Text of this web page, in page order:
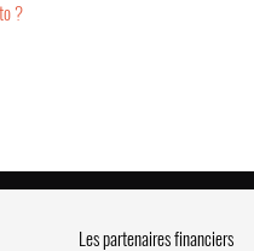
?
Les partenaires financiers